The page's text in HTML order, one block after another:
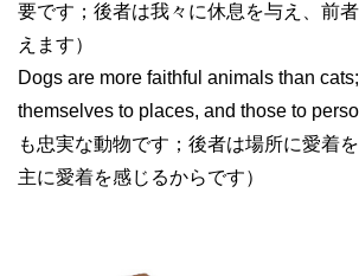
要です；後者は我々に休息を与え、前
えます）
Dogs are more faithful animals than
themselves to places, and those to
も忠実な動物です；後者は場所に愛着
主に愛着を感じるからです）